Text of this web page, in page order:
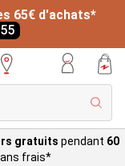
65€ d'achats*
gratuits pendant 60
frais*